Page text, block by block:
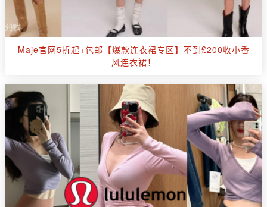
Maje官网5折起+包邮【爆款连衣裙专区】不到£200收小香
风连衣裙！